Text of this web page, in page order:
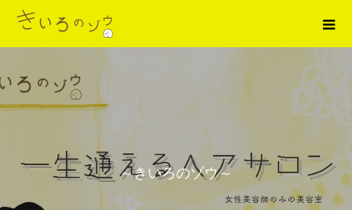
～きいろのゾウ～